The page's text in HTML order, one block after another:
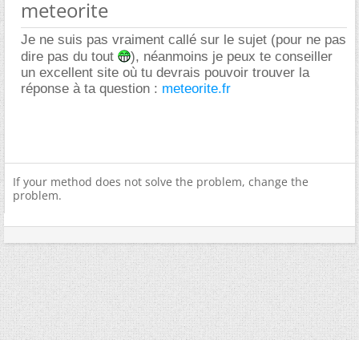
meteorite
Je ne suis pas vraiment callé sur le sujet (pour ne pas
dire pas du tout
), néanmoins je peux te conseiller
un excellent site où tu devrais pouvoir trouver la
réponse à ta question : meteorite.fr
If your method does not solve the problem, change the
problem.